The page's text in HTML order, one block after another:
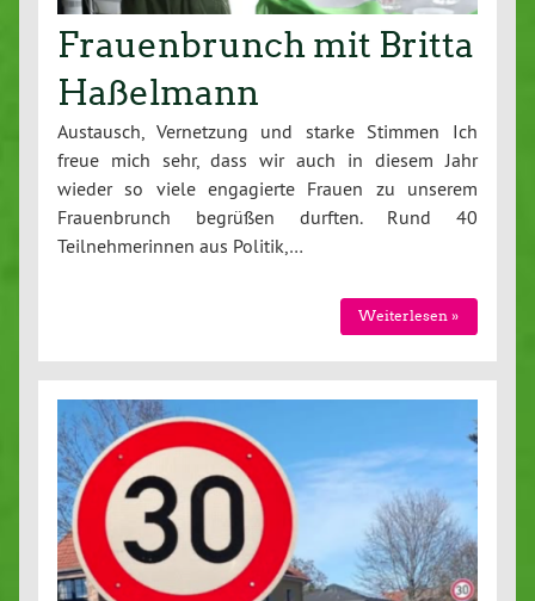
Frauenbrunch mit Britta
Haßelmann
Austausch, Vernetzung und starke Stimmen Ich
freue mich sehr, dass wir auch in diesem Jahr
wieder so viele engagierte Frauen zu unserem
Frauenbrunch begrüßen durften. Rund 40
Teilnehmerinnen aus Politik,…
Weiterlesen »